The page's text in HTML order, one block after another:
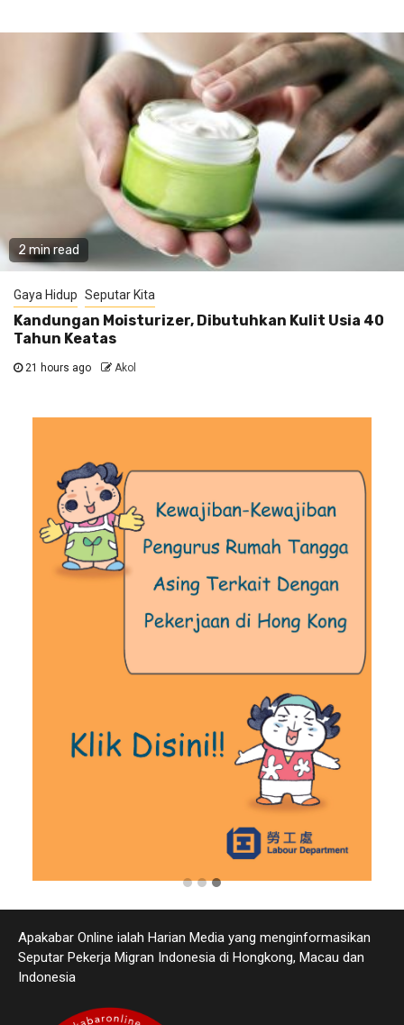
2 min read
Gaya Hidup Seputar Kita
Kandungan Moisturizer, Dibutuhkan Kulit Usia 40
Tahun Keatas
21 hours ago Akol
Apakabar Online ialah Harian Media yang menginformasikan
Seputar Pekerja Migran Indonesia di Hongkong, Macau dan
Indonesia